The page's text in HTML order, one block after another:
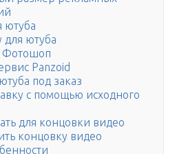
ютуба
для ютуба
Фотошоп
Panzoid
под заказ
с помощью исходного
для концовки видео
концовку видео